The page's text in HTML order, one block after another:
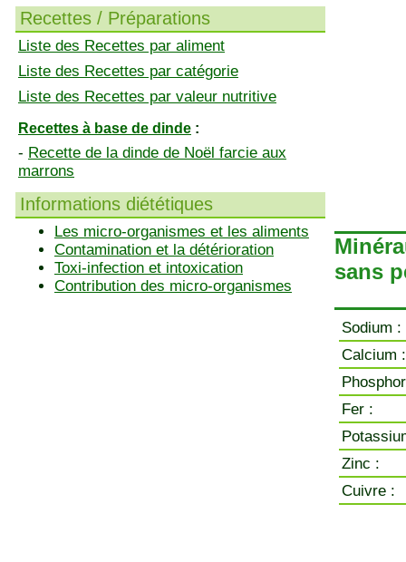
Recettes / Préparations
Liste des Recettes par aliment
Liste des Recettes par catégorie
Liste des Recettes par valeur nutritive
Recettes à base de dinde :
- Recette de la dinde de Noël farcie aux
marrons
Informations diététiques
Les micro-organismes et les aliments
Contamination et la détérioration
Toxi-infection et intoxication
Contribution des micro-organismes
sans
Sodium :
Calcium :
Fer :
Zinc :
Cuivre :